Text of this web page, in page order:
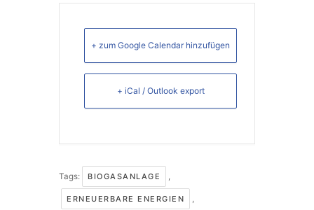
+ zum Google Calendar hinzufügen
+ iCal / Outlook export
Tags: BIOGASANLAGE ,
ERNEUERBARE ENERGIEN ,